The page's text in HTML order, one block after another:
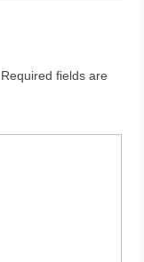
Required fields are